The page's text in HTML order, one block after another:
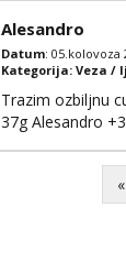
Alesandro
Datum: 05.kolovoza
Kategorija: Veza /
Trazim ozbiljnu
37g Alesandro
«